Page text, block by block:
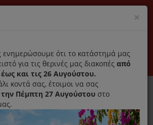
ανταλλακτικά
Σύνδεση Εγγραφή Εταιρεία Επικοινωνία
0
×
ότι το κατάστημά μας
για τις θερινές μας διακοπές από
και τις 26 Αυγούστου.
κοντά σας, έτοιμοι να σας
την Πέμπτη 27 Αυγούστου στο